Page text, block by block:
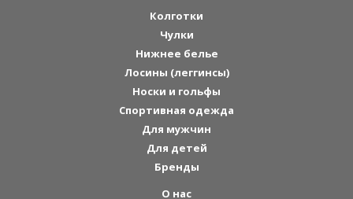
Колготки
Чулки
Нижнее белье
Лосины (леггинсы)
Носки и гольфы
Спортивная одежда
Для мужчин
Для детей
Бренды
О нас